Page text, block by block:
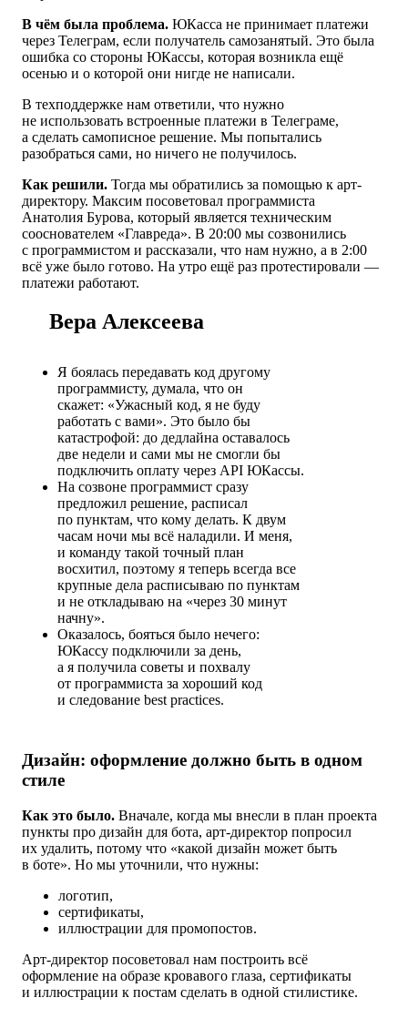
В чём была проблема. ЮКасса не принимает платежи
через Телеграм, если получатель самозанятый. Это была
ошибка со стороны ЮКассы, которая возникла ещё
осенью и о которой они нигде не написали.
В техподдержке нам ответили, что нужно
не использовать встроенные платежи в Телеграме,
а сделать самописное решение. Мы попытались
разобраться сами, но ничего не получилось.
Как решили. Тогда мы обратились за помощью к арт-
директору. Максим посоветовал программиста
Анатолия Бурова, который является техническим
сооснователем «Главреда». В 20:00 мы созвонились
с программистом и рассказали, что нам нужно, а в 2:00
всё уже было готово. На утро ещё раз протестировали —
платежи работают.
Вера Алексеева
Я боялась передавать код другому
программисту, думала, что он
скажет: «Ужасный код, я не буду
работать с вами». Это было бы
катастрофой: до дедлайна оставалось
две недели и сами мы не смогли бы
подключить оплату через API ЮКассы.
На созвоне программист сразу
предложил решение, расписал
по пунктам, что кому делать. К двум
часам ночи мы всё наладили. И меня,
и команду такой точный план
восхитил, поэтому я теперь всегда все
крупные дела расписываю по пунктам
и не откладываю на «через 30 минут
начну».
Оказалось, бояться было нечего:
ЮКассу подключили за день,
а я получила советы и похвалу
от программиста за хороший код
и следование best practices.
Дизайн: оформление должно быть в одном
стиле
Как это было. Вначале, когда мы внесли в план проекта
пункты про дизайн для бота, арт-директор попросил
их удалить, потому что «какой дизайн может быть
в боте». Но мы уточнили, что нужны:
логотип,
сертификаты,
иллюстрации для промопостов.
Арт-директор посоветовал нам построить всё
оформление на образе кровавого глаза, сертификаты
и иллюстрации к постам сделать в одной стилистике.